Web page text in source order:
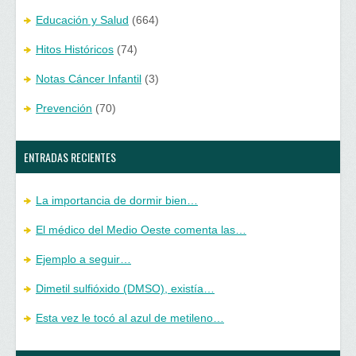
Educación y Salud (664)
Hitos Históricos (74)
Notas Cáncer Infantil (3)
Prevención (70)
ENTRADAS RECIENTES
La importancia de dormir bien…
El médico del Medio Oeste comenta las…
Ejemplo a seguir…
Dimetil sulfióxido (DMSO), existía…
Esta vez le tocó al azul de metileno…